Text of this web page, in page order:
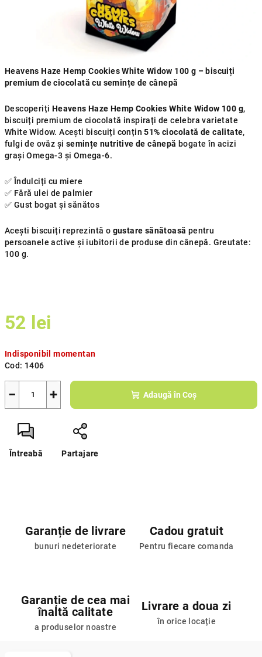
Heavens Haze Hemp Cookies White Widow 100 g – biscuiți
premium de ciocolată cu semințe de cânepă
Descoperiți Heavens Haze Hemp Cookies White Widow 100 g,
biscuiți premium de ciocolată inspirați de celebra varietate
White Widow. Acești biscuiți conțin51% ciocolată de calitate,
fulgi de ovăz și semințe nutritive de cânepă bogate în acizi
grași Omega-3 și Omega-6.
✅ Îndulciți cu miere
✅ Fără ulei de palmier
✅ Gust bogat și sănătos
Acești biscuiți reprezintă o gustare sănătoasă pentru
persoanele active și iubitorii de produse din cânepă. Greutate:
100 g.
52 lei
preţ:
Indisponibil momentan
Cod: 1406
+
− Adaugă în Coş
Întreabă Partajare
Garanție de livrare
bunuri nedeteriorate
Cadou gratuit
Pentru fiecare comanda
Garanție de cea mai
înaltă calitate
a produselor noastre
Livrare a doua zi
în orice locație